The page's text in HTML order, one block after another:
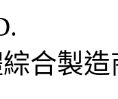
合製